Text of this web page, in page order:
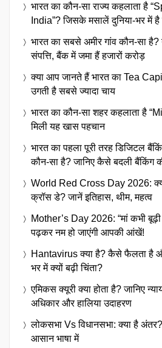
भारत का कौन-सा राज्य कहलाता है
India”? जिसके मसालें दुनिया-भर में
भारत का सबसे अमीर गांव कौन-सा है?
संपत्ति, बैंक में जमा हैं हजारों करोड़
क्या आप जानते हैं भारत का Tea
उगती है सबसे ज्यादा चाय
भारत का कौन-सा शहर कहलाता है
मिली यह खास पहचान
भारत का पहला पूरी तरह डिजिटल
कौन-सा है? जानिए कैसे बदली बैंकिंग
World Red Cross Day 2026:
क्रॉस डे? जानें इतिहास, थीम, महत्व
Mother’s Day 2026: “मां कभी
पढ़कर नम हो जाएंगी आपकी आंखें!
Hantavirus क्या है? कैसे फैलता है
भर में क्यों बढ़ी चिंता?
एमिकस क्यूरी क्या होता है? जानिए
अधिकार और हालिया उदाहरण
लोकसभा Vs विधानसभा: क्या है अंतर?
आसान भाषा में